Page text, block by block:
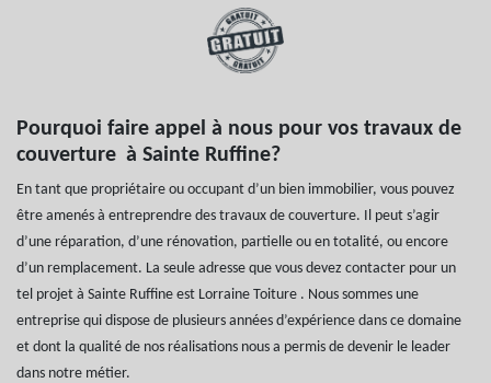
Pourquoi faire appel à nous pour vos travaux de
couverture à Sainte Ruffine?
En tant que propriétaire ou occupant d’un bien immobilier, vous pouvez
être amenés à entreprendre des travaux de couverture. Il peut s’agir
d’une réparation, d’une rénovation, partielle ou en totalité, ou encore
d’un remplacement. La seule adresse que vous devez contacter pour un
tel projet à Sainte Ruffine est Lorraine Toiture . Nous sommes une
entreprise qui dispose de plusieurs années d’expérience dans ce domaine
et dont la qualité de nos réalisations nous a permis de devenir le leader
dans notre métier.